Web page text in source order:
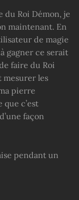
du Roi Démon, je
maintenant. En
de magie
gagner ce serait
faire du Roi
mesurer les
pierre
que c’est
façon
pendant un